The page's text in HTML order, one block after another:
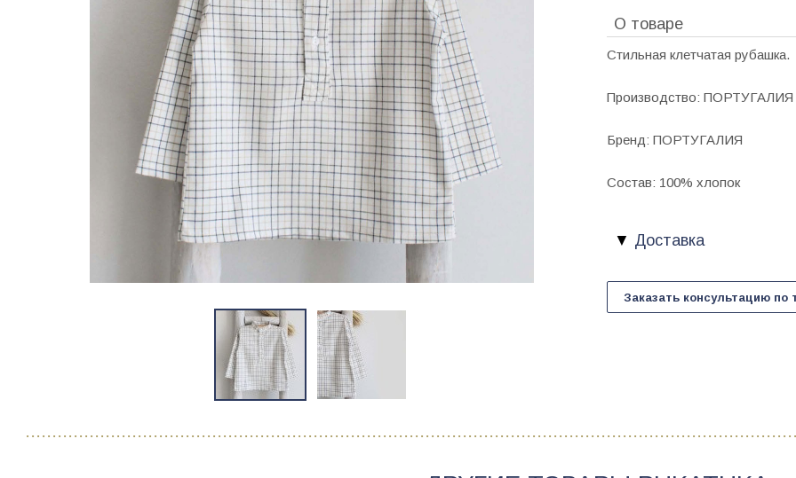
О товаре
Стильная клетчатая рубашка.
Производство: ПОРТУГАЛИЯ
Бренд: ПОРТУГАЛИЯ
Состав: 100% хлопок
Доставка
Заказать консультацию по